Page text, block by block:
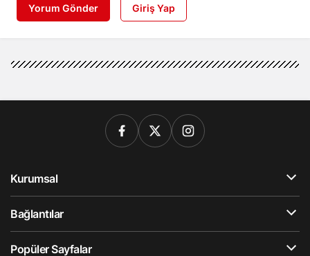
Yorum Gönder Giriş Yap
Kurumsal
Bağlantılar
Popüler Sayfalar